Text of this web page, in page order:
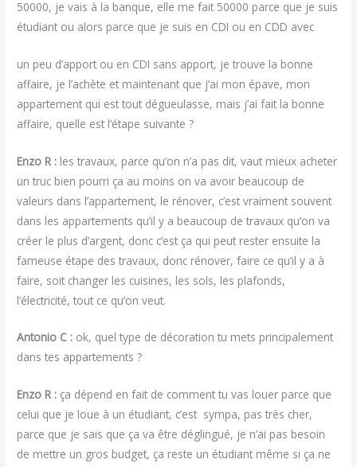
50000, je vais à la banque, elle me fait 50000 parce que je suis
étudiant ou alors parce que je suis en CDI ou en CDD avec
un peu d’apport ou en CDI sans apport, je trouve la bonne
affaire, je l’achète et maintenant que j’ai mon épave, mon
appartement qui est tout dégueulasse, mais j’ai fait la bonne
affaire, quelle est l’étape suivante ?
Enzo R : les travaux, parce qu’on n’a pas dit, vaut mieux acheter
un truc bien pourri ça au moins on va avoir beaucoup de
valeurs dans l’appartement, le rénover, c’est vraiment souvent
dans les appartements qu’il y a beaucoup de travaux qu’on va
créer le plus d’argent, donc c’est ça qui peut rester ensuite la
fameuse étape des travaux, donc rénover, faire ce qu’il y a à
faire, soit changer les cuisines, les sols, les plafonds,
l’électricité, tout ce qu’on veut.
Antonio C : ok, quel type de décoration tu mets principalement
dans tes appartements ?
Enzo R : ça dépend en fait de comment tu vas louer parce que
celui que je loue à un étudiant, c’est sympa, pas très cher,
parce que je sais que ça va être déglingué, je n’ai pas besoin
de mettre un gros budget, ça reste un étudiant même si ça ne